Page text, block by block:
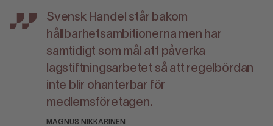
Svensk Handel står bakom
hållbarhetsambitionerna men har
samtidigt som mål att påverka
lagstiftningsarbetet så att regelbördan
inte blir ohanterbar för
medlemsföretagen.
MAGNUS NIKKARINEN